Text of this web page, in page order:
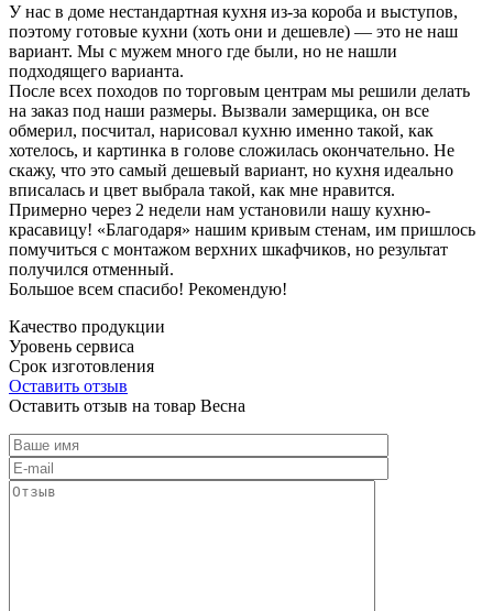
У нас в доме нестандартная кухня из-за короба и выступов,
поэтому готовые кухни (хоть они и дешевле) — это не наш
вариант. Мы с мужем много где были, но не нашли
подходящего варианта.
После всех походов по торговым центрам мы решили делать
на заказ под наши размеры. Вызвали замерщика, он все
обмерил, посчитал, нарисовал кухню именно такой, как
хотелось, и картинка в голове сложилась окончательно. Не
скажу, что это самый дешевый вариант, но кухня идеально
вписалась и цвет выбрала такой, как мне нравится.
Примерно через 2 недели нам установили нашу кухню-
красавицу! «Благодаря» нашим кривым стенам, им пришлось
помучиться с монтажом верхних шкафчиков, но результат
получился отменный.
Большое всем спасибо! Рекомендую!
Качество продукции
Уровень сервиса
Срок изготовления
Оставить отзыв
Оставить отзыв на товар Весна